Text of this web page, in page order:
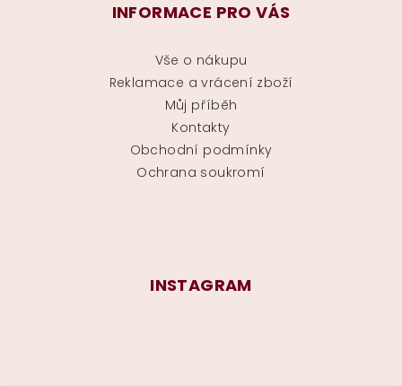
INFORMACE PRO VÁS
Vše o nákupu
Reklamace a vrácení zboží
Můj příběh
Kontakty
Obchodní podmínky
Ochrana soukromí
INSTAGRAM